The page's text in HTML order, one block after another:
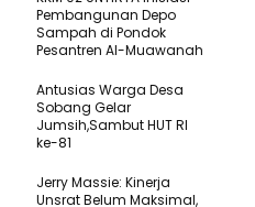
Pembangunan Depo
Sampah di Pondok
Pesantren Al-Muawanah
Antusias Warga Desa
Sobang Gelar
Jumsih,Sambut HUT RI
ke-81
Jerry Massie: Kinerja
Unsrat Belum Maksimal,